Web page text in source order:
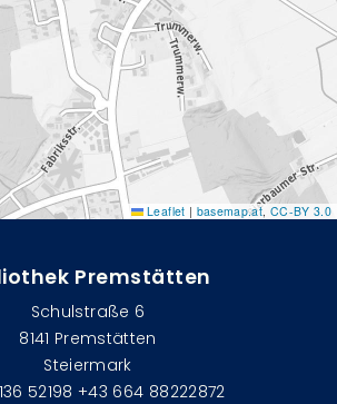
Leaflet | basemap.at CC-BY 3.0
Premstätten
Schulstraße 6
8141 Premstätten
Steiermark
52198 +43 664 88222872